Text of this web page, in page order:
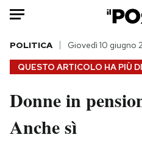
HOME
Italia
Politica
QUESTO ARTICOLO HA PIÙ DI
POLITICA Giovedì 10 giugno
Donne in
Anche sì